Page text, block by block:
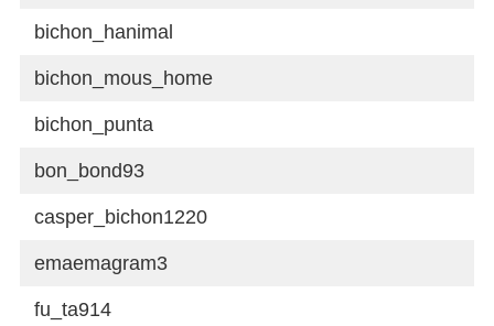
bichon_hanimal
bichon_mous_home
bichon_punta
bon_bond93
casper_bichon1220
emaemagram3
fu_ta914